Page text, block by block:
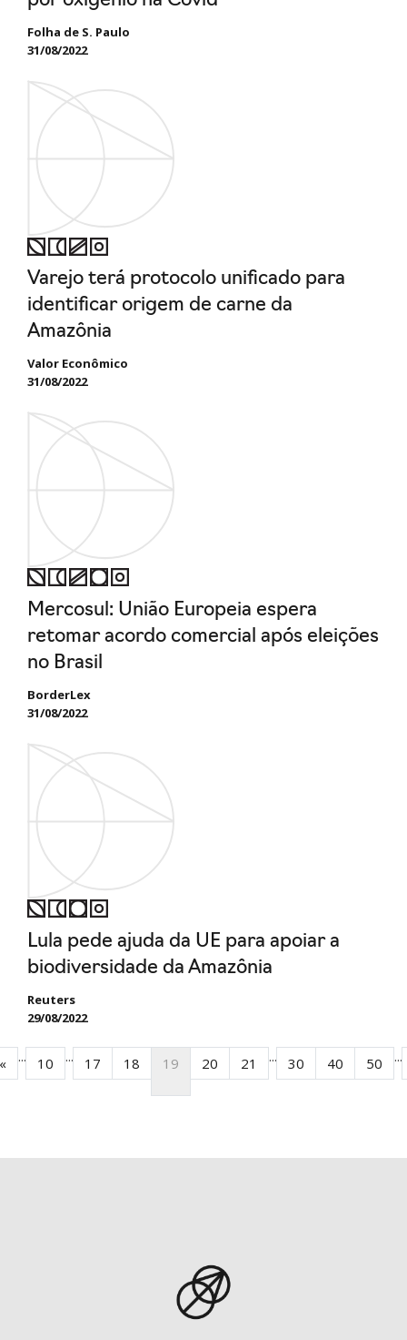
Folha de S. Paulo
31/08/2022
Varejo terá protocolo unificado para
identificar origem de carne da
Amazônia
Valor Econômico
31/08/2022
Mercosul: União Europeia espera
retomar acordo comercial após eleições
no Brasil
BorderLex
31/08/2022
Lula pede ajuda da UE para apoiar a
biodiversidade da Amazônia
Reuters
29/08/2022
... 10 ... 17 18 19 20 21 ... 30 40 50 ...